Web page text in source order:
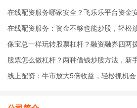
在线配资服务哪家安全？飞乐乐平台资金
在线配资服务：资金不够也能炒股，轻松
像宝总一样玩转股票杠杆？融资融券四两
股票怎么做杠杆？两种借钱炒股方法，新
线上配资：牛市放大5倍收益，轻松抓机会